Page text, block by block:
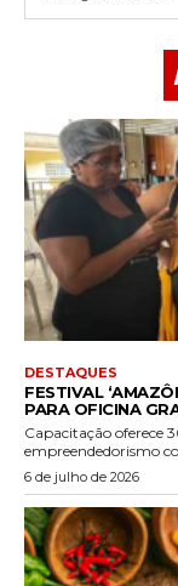
DESTAQUES
FESTIVAL
PARA OFICINA
Capacitação oferece
empreendedorismo
6 de julho de 2026